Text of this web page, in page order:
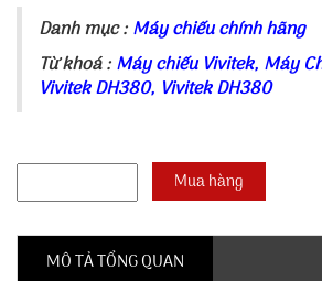
Danh mục :Máy chiếu chính hãng
Từ khoá :Máy chiếu Vivitek, Máy
Vivitek DH380, Vivitek DH380
MÔ TẢ TỔNG QUAN